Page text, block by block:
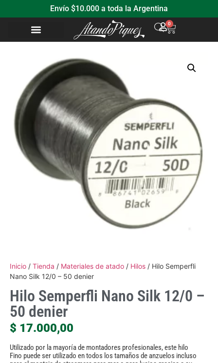
Envío $10.000 a toda la Argentina
0
Inicio / Tienda / Materiales de atado / Hilos / Hilo Semperfli
Nano Silk 12/0 – 50 denier
Hilo Semperfli Nano Silk 12/0 –
50 denier
$ 17.000,00
Utilizado por la mayoría de montadores profesionales, este hilo
Fino puede ser utilizado en todos los tamaños de anzuelos incluso